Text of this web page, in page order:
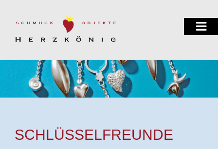
SCHLÜSSELFREUNDE